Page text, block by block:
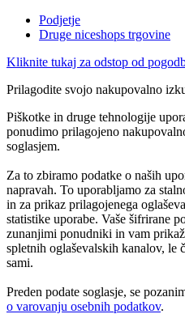
Podjetje
Druge niceshops trgovine
Kliknite tukaj za odstop od
Prilagodite svojo nakupovalno
Piškotke in druge tehnologije
ponudimo prilagojeno
soglasjem.
Za to zbiramo podatke o naših
napravah. To uporabljamo za
in za prikaz prilagojenega
statistike uporabe. Vaše šifrirane
zunanjimi ponudniki in vam
spletnih oglaševalskih kanalov, le
sami.
Preden podate soglasje, se
o varovanju osebnih podatkov.